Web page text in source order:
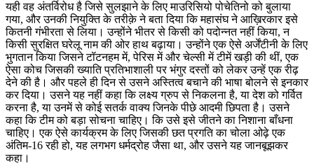
यही वह अंतर्विरोध है जिसे सुलझाने के लिए माउरिसियो पोचेतिनो को बुलाया
गया, और उनकी नियुक्ति के तरीक़े ने बता दिया कि महासंघ ने आख़िरकार इसे
कितनी गंभीरता से लिया। उन्होंने भीतर से किसी को पदोन्नत नहीं किया, न
किसी सुरक्षित घरेलू नाम की ओर हाथ बढ़ाया। उन्होंने एक ऐसे अर्जेंटीनी के लिए
भुगतान किया जिसने टॉटनहम में, पेरिस में और चेल्सी में टीमें खड़ी की थीं, एक
ऐसा कोच जिसकी ख्याति प्रतिभाशाली पर भंगुर दस्तों को लेकर उन्हें एक रीढ़
देने की है। और पहले ही दिन से उसने अस्तित्व बचाने की भाषा बोलने से इनकार
कर दिया। उसने यह नहीं कहा कि लक्ष्य ग्रुप से निकलना है, या देश को गर्वित
करना है, या उनमें से कोई सतर्क वाक्य जिनके पीछे आदमी छिपता है। उसने
कहा कि टीम को बड़ा सोचना चाहिए। कि उसे इसे जीतने का निशाना बाँधना
चाहिए। एक ऐसे कार्यक्रम के लिए जिसकी छत प्रगति का चोला ओढ़े एक
अंतिम-16 रही हो, यह लगभग धर्मद्रोह जैसा था, और उसने यह जानबूझकर
कहा।